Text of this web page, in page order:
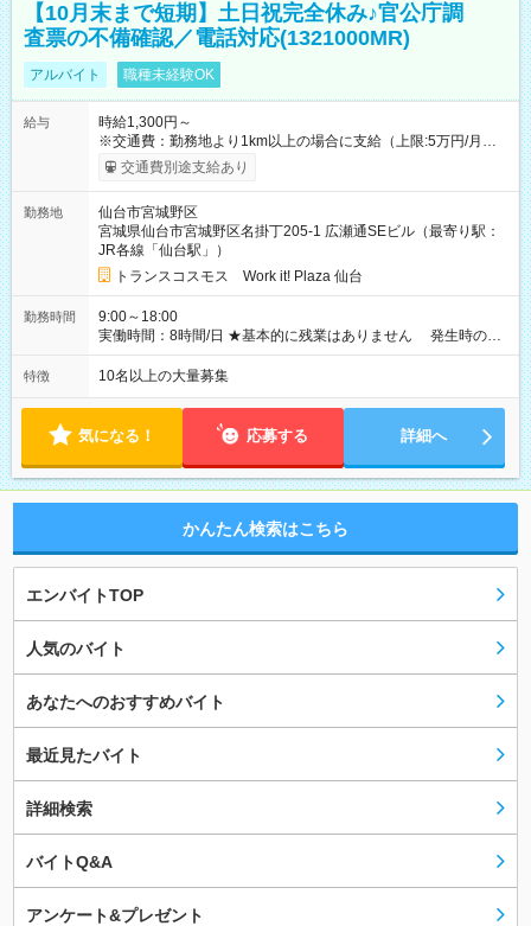
【10月末まで短期】土日祝完全休み♪官公庁調
査票の不備確認／電話対応(1321000MR)
アルバイト 職種未経験OK
給与
時給1,300円～
※交通費：勤務地より1km以上の場合に支給（上限:5万円/月・
2,500円/日） ※残業代：残業発生時は1分単位で支給 ※研修中の
給与変動なし ＜ 収入例 ＞ ■週5日勤務の場合… 月収22万8,800
4日勤務の場合… 月収16万6,400円以上可能 ※交通費別途支給
（時給1,300円×8時間×16日） 【試用期間】試用期間なし
交通費別途支給あり
勤務地
仙台市宮城野区
宮城県仙台市宮城野区名掛丁205-1 広瀬通SEビル（最寄り駅：
JR各線「仙台駅」）
トランスコスモス Work it! Plaza 仙台
勤務時間
9:00～18:00
実働時間：8時間/日 ★基本的に残業はありません 発生時の残
業代は1分単位で支給いたします
特徴 10名以上の大量募集
気になる！ 応募する 詳細へ
かんたん検索はこちら
エンバイトTOP
人気のバイト
あなたへのおすすめバイト
最近見たバイト
詳細検索
バイトQ&A
アンケート&プレゼント